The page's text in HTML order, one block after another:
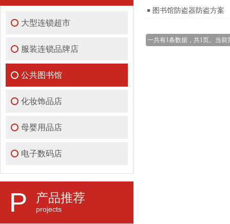
大型连锁超市
服装连锁品牌店
公共图书馆
化妆饰品店
母婴用品店
电子数码店
P 产品推荐
projects
图书馆防盗器防盗方案
一共有1条数据，共1页。当前